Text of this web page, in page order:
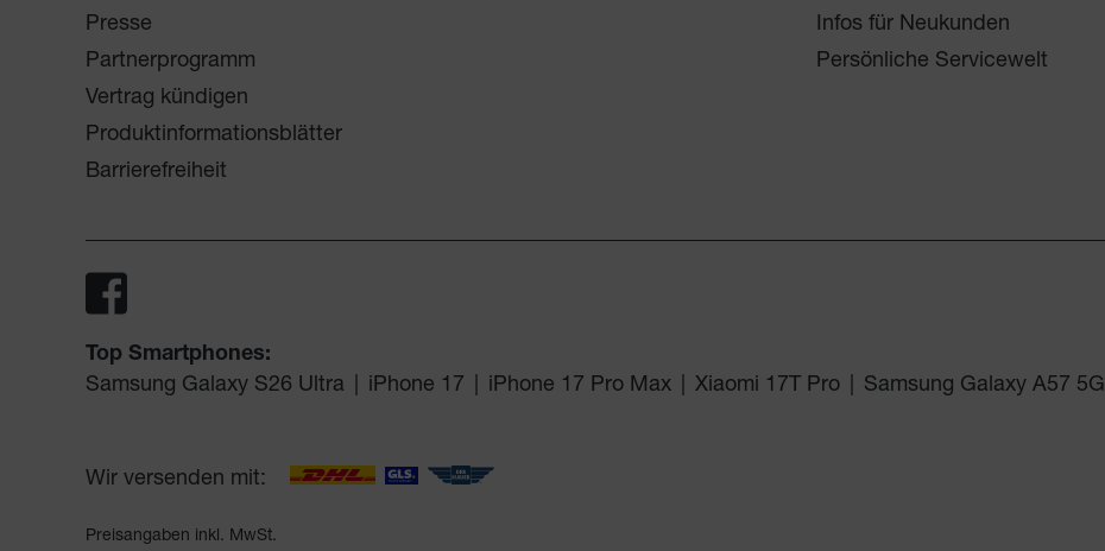
Presse
Partnerprogramm
Vertrag kündigen
Produktinformationsblätter
Barrierefreiheit
Infos für Neukunden
Persönliche Servicewelt
Top Smartphones:
Samsung Galaxy S26 Ultra | iPhone 17 | iPhone 17 Pro Max | Xiaomi 17T Pro | Samsung Galaxy A57 5G
Wir versenden mit:
Preisangaben inkl. MwSt.